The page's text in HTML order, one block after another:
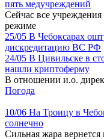
пять медучреждений
Сейчас все
режиме
25/05 В Чебоксарах
дискредитацию ВС РФ
24/05 В Цивильске в
нашли криптоферму
В отношении и.о.
Погода
10/06 На Троицу в
солнечно
Сильная жара